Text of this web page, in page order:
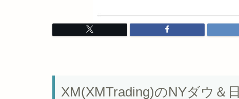
XM(XMTrading)のNYダウ＆